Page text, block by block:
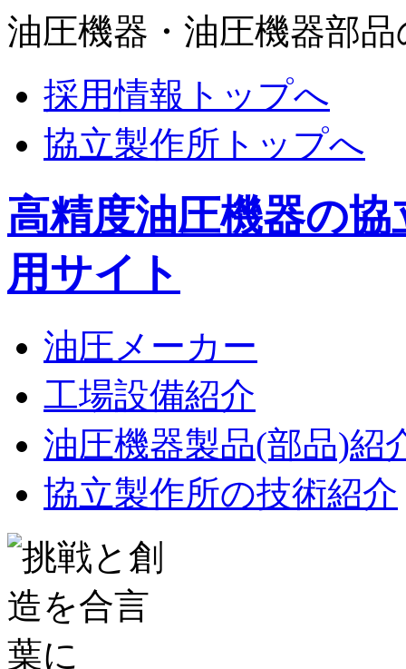
油圧機器・油圧機器部
採用情報トップへ
協立製作所トップへ
高精度油圧機器の
用サイト
油圧メーカー
工場設備紹介
油圧機器製品(部品)紹
協立製作所の技術紹介